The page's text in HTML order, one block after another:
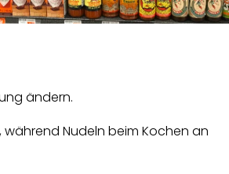
ändern.
während Nudeln beim Kochen an